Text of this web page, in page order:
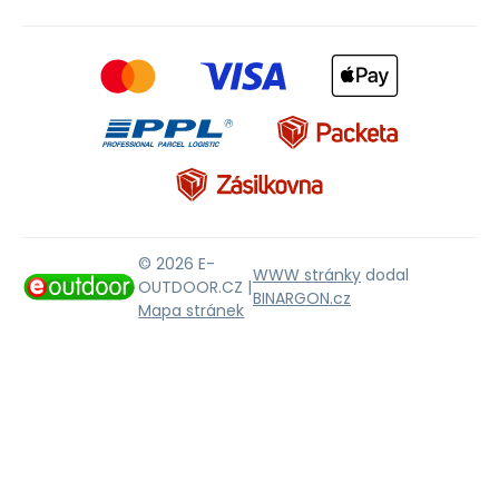
© 2026 E-
OUTDOOR.CZ |
Mapa stránek
WWW stránky dodal
BINARGON.cz